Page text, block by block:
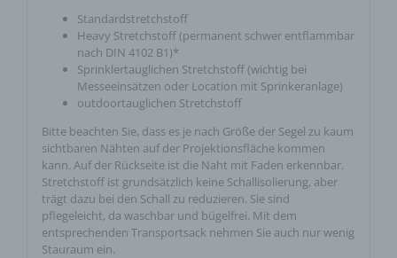
Standardstretchstoff
Heavy Stretchstoff (permanent schwer entflammbar
nach DIN 4102 B1)*
Sprinklertauglichen Stretchstoff (wichtig bei
Messeeinsätzen oder Location mit Sprinkeranlage)
outdoortauglichen Stretchstoff
Bitte beachten Sie, dass es je nach Größe der Segel zu kaum
sichtbaren Nähten auf der Projektionsfläche kommen
kann. Auf der Rückseite ist die Naht mit Faden erkennbar.
Stretchstoff ist grundsätzlich keine Schallisolierung, aber
trägt dazu bei den Schall zu reduzieren. Sie sind
pflegeleicht, da waschbar und bügelfrei. Mit dem
entsprechenden Transportsack nehmen Sie auch nur wenig
Stauraum ein.